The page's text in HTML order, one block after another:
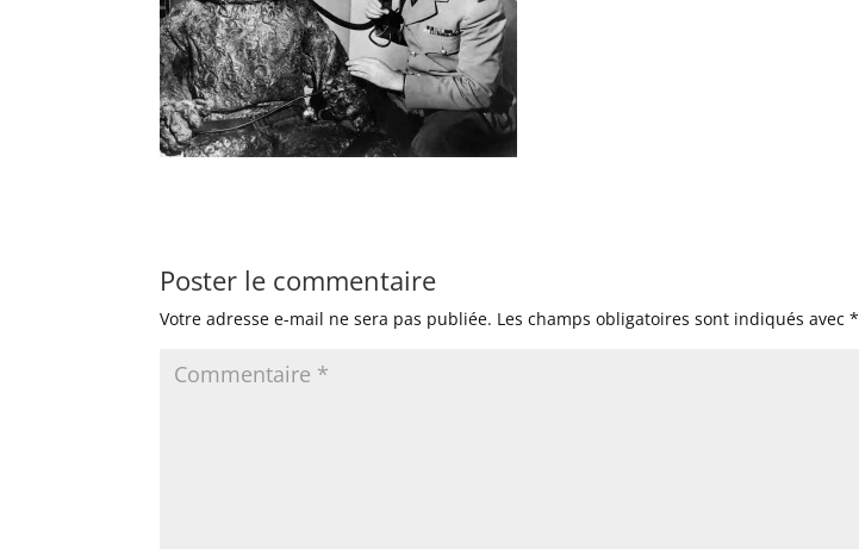
Poster le commentaire
Votre adresse e-mail ne sera pas publiée. Les champs obligatoires sont indiqués avec*